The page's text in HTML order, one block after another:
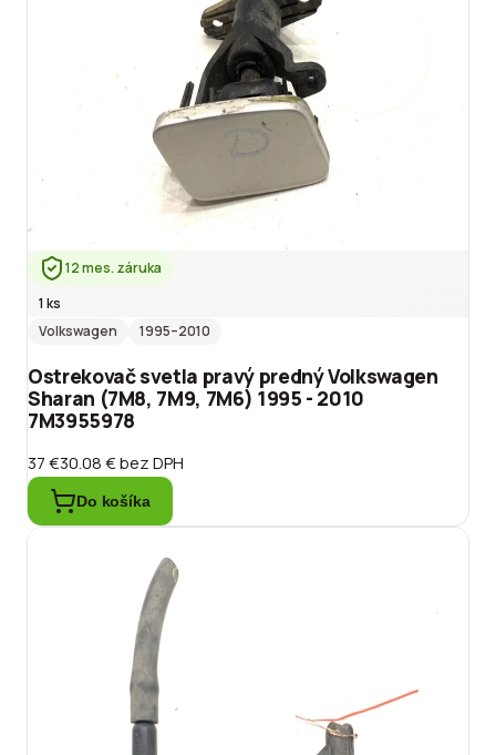
12 mes. záruka
1 ks
Volkswagen
1995–2010
Ostrekovač svetla pravý predný Volkswagen
Sharan (7M8, 7M9, 7M6) 1995 - 2010
7M3955978
37 €30.08 €bez DPH
Do košíka